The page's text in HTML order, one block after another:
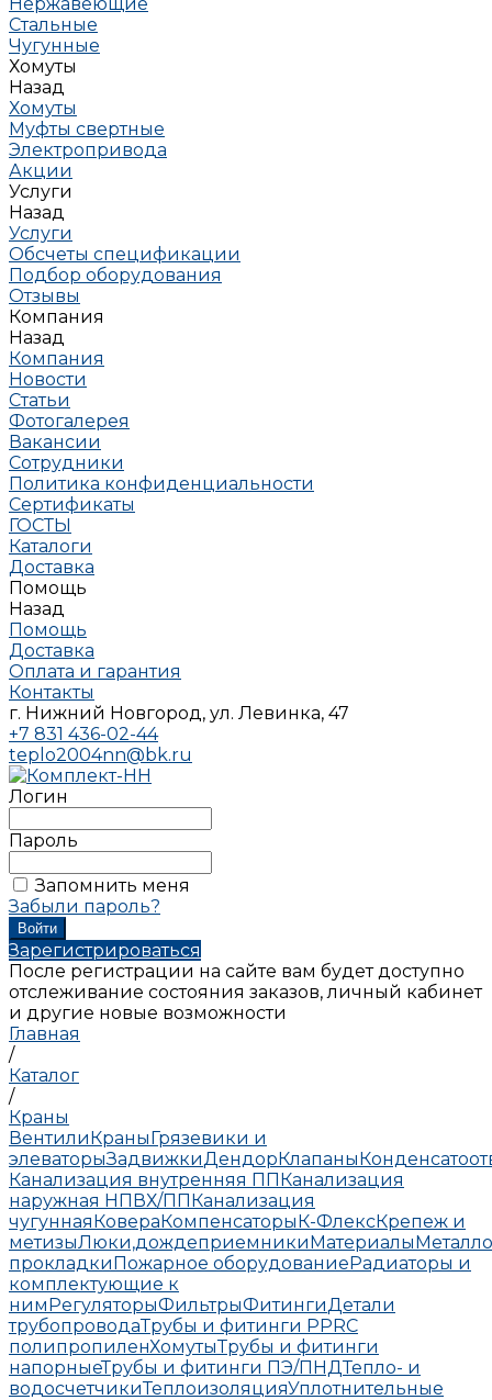
Стальные
Чугунные
Хомуты
Назад
Хомуты
Муфты свертные
Электропривода
Акции
Услуги
Назад
Услуги
Обсчеты спецификации
Подбор оборудования
Отзывы
Компания
Назад
Компания
Новости
Статьи
Фотогалерея
Вакансии
Сотрудники
Политика конфиденциальности
Сертификаты
ГОСТЫ
Каталоги
Доставка
Помощь
Назад
Помощь
Доставка
Оплата и гарантия
Контакты
г. Нижний Новгород, ул. Левинка, 47
+7 831 436-02-44
teplo2004nn@bk.ru
Логин
Пароль
Запомнить меня
Забыли пароль?
Зарегистрироваться
После регистрации на сайте вам будет доступно
отслеживание состояния заказов, личный кабинет
и другие новые возможности
Главная
/
Каталог
/
Краны
ВентилиКраныГрязевики и
элеваторыЗадвижкиДендорКлапаны
Канализация внутренняя ППКанализация
наружная НПВХ/ППКанализация
чугуннаяКовераКомпенсаторыК-ФлексКрепеж и
метизыЛюки,дождеприемникиМатериалы
прокладкиПожарное оборудованиеРадиаторы и
комплектующие к
нимРегуляторыФильтрыФитингиДетали
трубопроводаТрубы и фитинги PPRC
полипропиленХомутыТрубы и фитинги
напорныеТрубы и фитинги ПЭ/ПНДТепло- и
водосчетчикиТеплоизоляцияУплотнительные